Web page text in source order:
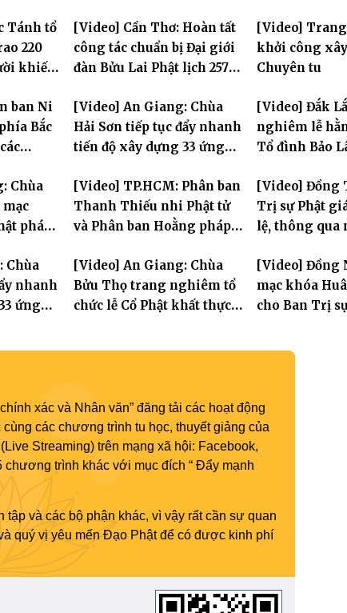
Tánh tổ
220
khiếm
[Video] Cần Thơ: Hoàn tất
công tác chuẩn bị Đại giới
đàn Bửu Lai Phật lịch 2570,
đăng đàn cầu giới
[Video]
khởi công
Chuyên tu
ban Ni
Bắc
[Video] An Giang: Chùa
Hải Sơn tiếp tục đẩy nhanh
tiến độ xây dựng 33 ứng
Âm
[Video] Đắk
nghiêm lễ
Tổ đình Bảo
Chùa
pháp
[Video] TP.HCM: Phân ban
Thanh Thiếu nhi Phật tử
và Phân ban Hoằng pháp
kết công tác Phật sự nhiệm
kỳ IX (2022 – 2027)
[Video] Đồng
Trị sự Phật
lệ, thông qua
Chùa
nhanh
ứng
[Video] An Giang: Chùa
Bửu Thọ trang nghiêm tổ
chức lễ Cổ Phật khất thực
[Video] Đồng
mạc khóa
cho Ban Trị
xác và Nhân văn” đăng tải các hoạt động
các chương trình tu học, thuyết giảng của
Streaming) trên mạng xã hội: Facebook,
trình khác với mục đích “ Đẩy mạnh
và các bộ phận khác, vì vậy rất cần sự quan
quý vị yêu mến Đạo Phật để có được kinh phí